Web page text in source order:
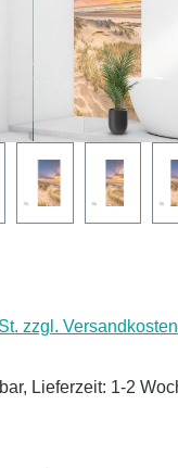
zzgl. Versandkosten
Lieferzeit: 1-2